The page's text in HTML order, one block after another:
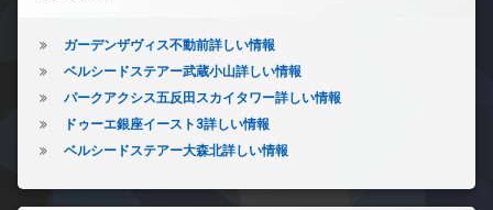
ガーデンザヴィス不動前詳しい情報
ベルシードステアー武蔵小山詳しい情報
パークアクシス五反田スカイタワー詳しい情報
ドゥーエ銀座イースト3詳しい情報
ベルシードステアー大森北詳しい情報